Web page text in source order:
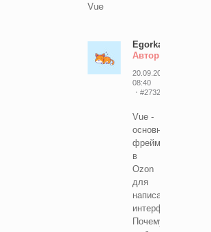
Vue
EgorkaMeow
Автор
20.09.2024
08:40
#27324846
Vue -
основной
фреймворк
в
Ozon
для
написания
интерфейсов.
Почему